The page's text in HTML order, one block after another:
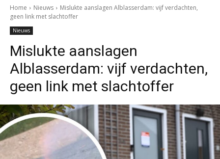
Home Nieuws
Mislukte aanslagen Alblasserdam: vijf verdachten,
geen link met slachtoffer
Nieuws
Mislukte aanslagen
Alblasserdam: vijf verdachten,
geen link met slachtoffer